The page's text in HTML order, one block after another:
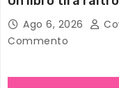
Ago 6, 2026
Commento